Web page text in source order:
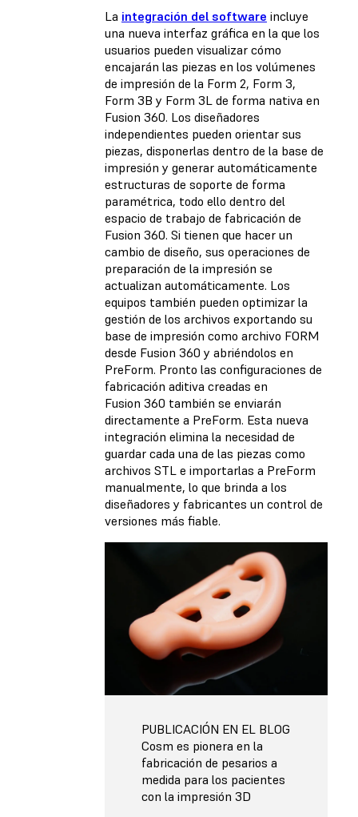
La integración del software incluye
una nueva interfaz gráfica en la que los
usuarios pueden visualizar cómo
encajarán las piezas en los volúmenes
de impresión de la Form 2, Form 3,
Form 3B y Form 3L de forma nativa en
Fusion 360. Los diseñadores
independientes pueden orientar sus
piezas, disponerlas dentro de la base de
impresión y generar automáticamente
estructuras de soporte de forma
paramétrica, todo ello dentro del
espacio de trabajo de fabricación de
Fusion 360. Si tienen que hacer un
cambio de diseño, sus operaciones de
preparación de la impresión se
actualizan automáticamente. Los
equipos también pueden optimizar la
gestión de los archivos exportando su
base de impresión como archivo FORM
desde Fusion 360 y abriéndolos en
PreForm. Pronto las configuraciones de
fabricación aditiva creadas en
Fusion 360 también se enviarán
directamente a PreForm. Esta nueva
integración elimina la necesidad de
guardar cada una de las piezas como
archivos STL e importarlas a PreForm
manualmente, lo que brinda a los
diseñadores y fabricantes un control de
versiones más fiable.
PUBLICACIÓN EN EL BLOG
Cosm es pionera en la
fabricación de pesarios a
medida para los pacientes
con la impresión 3D